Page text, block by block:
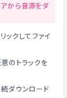
から音源をダ
クしてファイ
のトラックを
ダウンロード